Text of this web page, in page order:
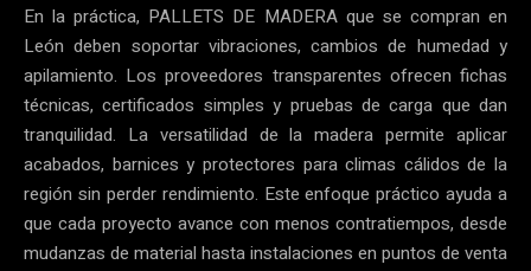
En la práctica, PALLETS DE MADERA que se compran en
León deben soportar vibraciones, cambios de humedad y
apilamiento. Los proveedores transparentes ofrecen fichas
técnicas, certificados simples y pruebas de carga que dan
tranquilidad. La versatilidad de la madera permite aplicar
acabados, barnices y protectores para climas cálidos de la
región sin perder rendimiento. Este enfoque práctico ayuda a
que cada proyecto avance con menos contratiempos, desde
mudanzas de material hasta instalaciones en puntos de venta